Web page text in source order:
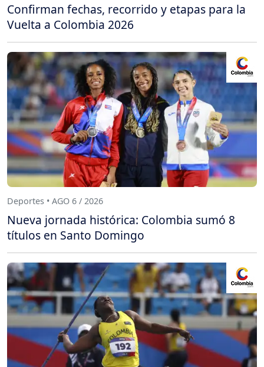
Confirman fechas, recorrido y etapas para la
Vuelta a Colombia 2026
Deportes • AGO 6 / 2026
Nueva jornada histórica: Colombia sumó 8
títulos en Santo Domingo